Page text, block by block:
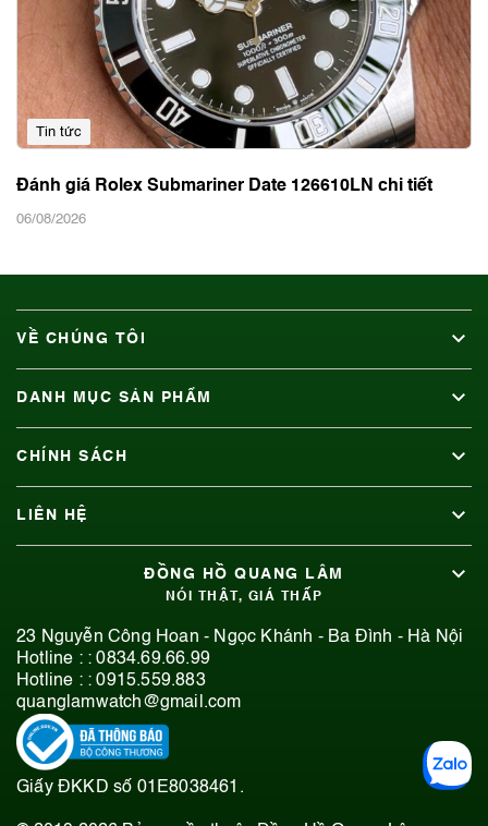
Tin tức
Đánh giá Rolex Submariner Date 126610LN chi tiết
06/08/2026
VỀ CHÚNG TÔI
DANH MỤC SẢN PHẨM
CHÍNH SÁCH
LIÊN HỆ
ĐỒNG HỒ QUANG LÂM
NÓI THẬT, GIÁ THẤP
23 Nguyễn Công Hoan - Ngọc Khánh - Ba Đình - Hà Nội
Hotline : :0834.69.66.99
Hotline : :0915.559.883
quanglamwatch@gmail.com
Giấy ĐKKD số 01E8038461.